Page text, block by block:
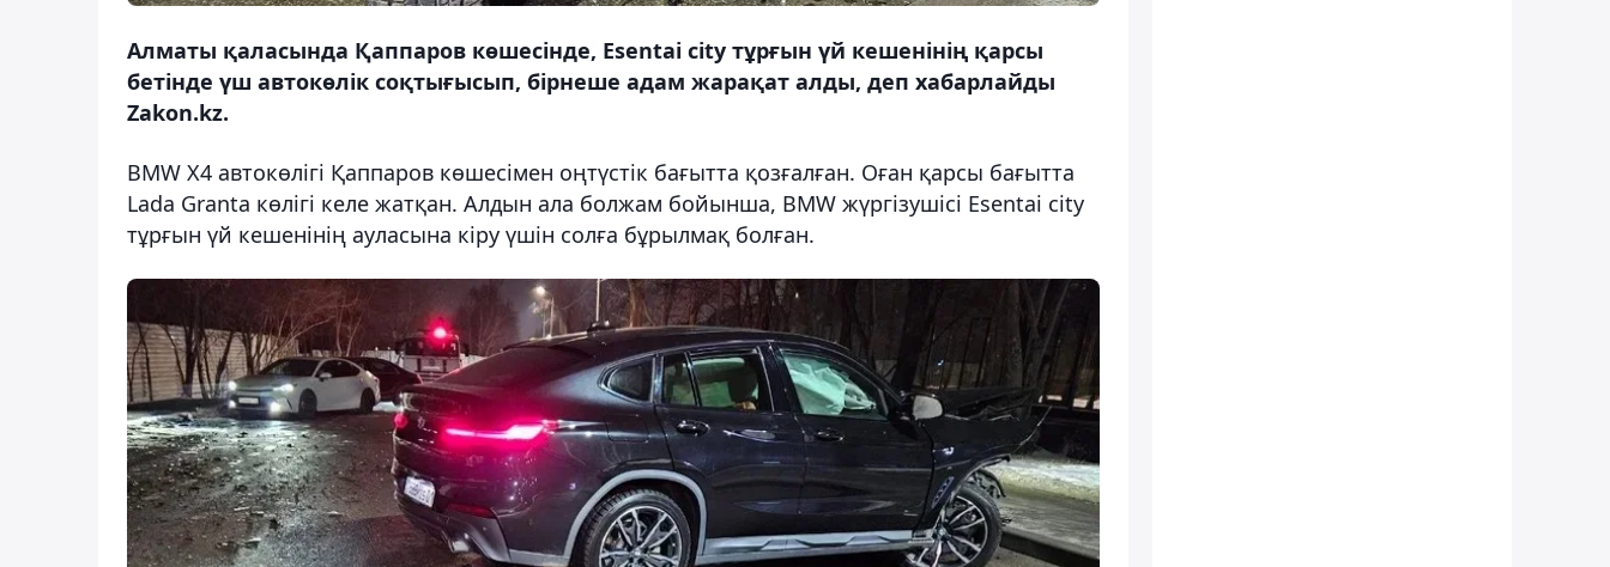
Алматы қаласында Қаппаров көшесінде, Esentai city тұрғын үй кешенінің қарсы
бетінде үш автокөлік соқтығысып, бірнеше адам жарақат алды, деп хабарлайды
Zakon.kz.
BMW X4 автокөлігі Қаппаров көшесімен оңтүстік бағытта қозғалған. Оған қарсы бағытта
Lada Granta көлігі келе жатқан. Алдын ала болжам бойынша, BMW жүргізушісі Esentai city
тұрғын үй кешенінің ауласына кіру үшін солға бұрылмақ болған.